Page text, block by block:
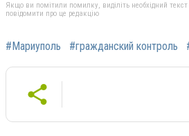
Якщо ви помітили помилку, виділіть необхідний
повідомити про це редакцію
#Мариуполь #гражданский контроль